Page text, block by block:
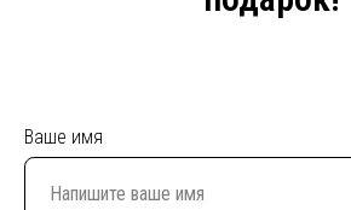
Ваше имя